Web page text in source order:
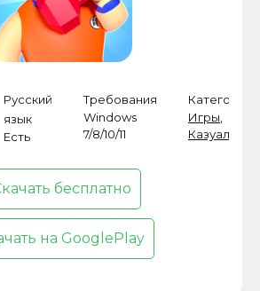
Русский
язык
Есть
Требования
Windows
7/8/10/11
Категория
Игры
Казуальные
бесплатно
на GooglePlay